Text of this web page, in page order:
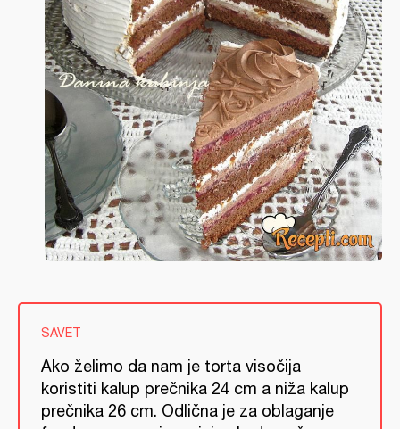
SAVET
Ako želimo da nam je torta visočija
koristiti kalup prečnika 24 cm a niža kalup
prečnika 26 cm. Odlična je za oblaganje